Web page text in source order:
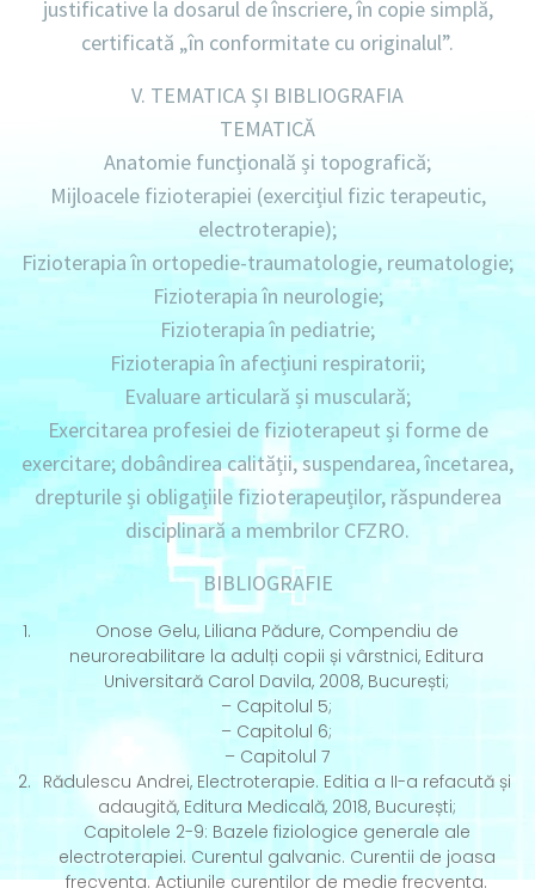
justificative la dosarul de înscriere, în copie simplă,
certificată „în conformitate cu originalul”.
V. TEMATICA ȘI BIBLIOGRAFIA
TEMATICĂ
Anatomie funcțională și topografică;
Mijloacele fizioterapiei (exercițiul fizic terapeutic,
electroterapie);
Fizioterapia în ortopedie-traumatologie, reumatologie;
Fizioterapia în neurologie;
Fizioterapia în pediatrie;
Fizioterapia în afecțiuni respiratorii;
Evaluare articulară și musculară;
Exercitarea profesiei de fizioterapeut și forme de
exercitare; dobândirea calității, suspendarea, încetarea,
drepturile și obligațiile fizioterapeuților, răspunderea
disciplinară a membrilor CFZRO.
BIBLIOGRAFIE
Onose Gelu, Liliana Pădure, Compendiu de
neuroreabilitare la adulți copii și vârstnici, Editura
Universitară Carol Davila, 2008, București;
– Capitolul 5;
– Capitolul 6;
– Capitolul 7
Rădulescu Andrei, Electroterapie. Editia a II-a refacută și
adaugită, Editura Medicală, 2018, București;
Capitolele 2-9: Bazele fiziologice generale ale
electroterapiei. Curentul galvanic. Curentii de joasa
frecventa. Actiunile curentilor de medie frecventa.